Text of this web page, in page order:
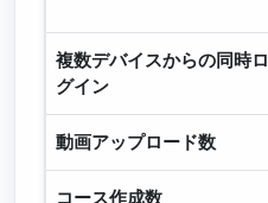
複数デバイスからの同時ロ
グイン
動画アップロード数
コース作成数